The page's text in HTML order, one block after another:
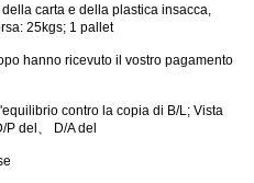
carta e della plastica insacca,
25kgs; 1 pallet
hanno ricevuto il vostro pagamento
contro la copia di B/L; Vista
P del、 D/A del